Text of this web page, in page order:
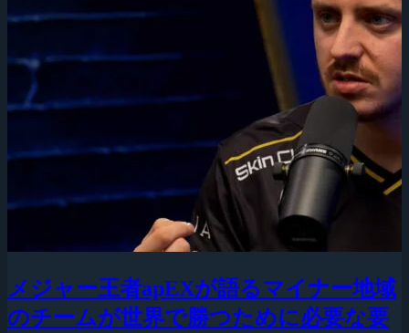
メジャー王者apEXが語るマイナー地域
のチームが世界で勝つために必要な要